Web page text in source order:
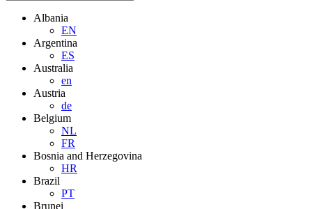
Albania
EN
Argentina
ES
Australia
en
Austria
de
Belgium
NL
FR
Bosnia and Herzegovina
HR
Brazil
PT
Brunei